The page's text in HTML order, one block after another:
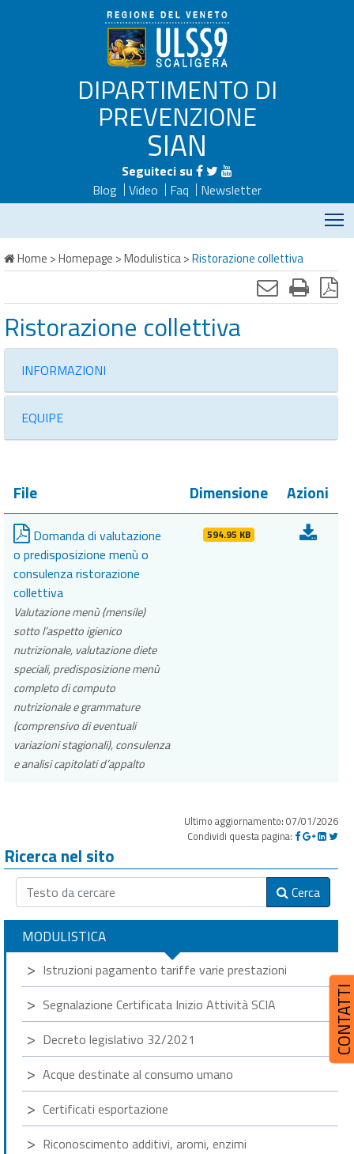
DIPARTIMENTO DI
PREVENZIONE
SIAN
Seguiteci su
Blog
Video Faq
Newsletter
Home >Homepage >Modulistica>Ristorazione collettiva
Ristorazione collettiva
INFORMAZIONI
EQUIPE
File Dimensione Azioni
Domanda di valutazione
o predisposizione menù o
consulenza ristorazione
collettiva
Valutazione menù (mensile)
sotto l’aspetto igienico
nutrizionale, valutazione diete
speciali, predisposizione menù
completo di computo
nutrizionale e grammature
(comprensivo di eventuali
variazioni stagionali), consulenza
e analisi capitolati d’appalto
594.95 KB
Ultimo aggiornamento: 07/01/2026
Condividi questa pagina:
Ricerca nel sito
Cerca
MODULISTICA
Istruzioni pagamento tariffe varie prestazioni
Segnalazione Certificata Inizio Attività SCIA
Decreto legislativo 32/2021
Acque destinate al consumo umano
Certificati esportazione
Riconoscimento additivi, aromi, enzimi